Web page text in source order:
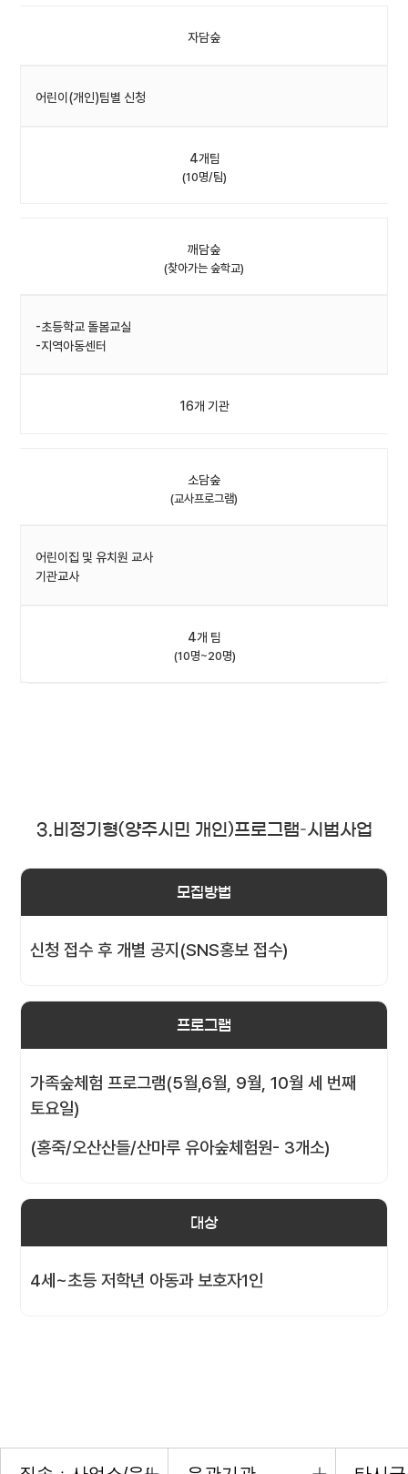
자담숲
어린이(개인)팀별 신청
4개팀
(10명/팀)
깨담숲
(찾아가는 숲학교)
-초등학교 돌봄교실
-지역아동센터
16개 기관
소담숲
(교사프로그램)
어린이집 및 유치원 교사
기관교사
4개 팀
(10명~20명)
3.비정기형(양주시민 개인)프로그램–시범사업
모집방법
신청 접수 후 개별 공지(SNS홍보 접수)
프로그램
가족숲체험 프로그램(5월,6월, 9월, 10월 세 번째
토요일)
(홍죽/오산산들/산마루 유아숲체험원- 3개소)
대상
4세~초등 저학년 아동과 보호자1인